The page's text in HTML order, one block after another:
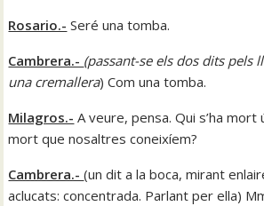
Rosario.- Seré una tomba.
Cambrera.- (passant-se els dos dits pels
una cremallera) Com una tomba.
Milagros.- A veure, pensa. Qui s’ha mort
mort que nosaltres coneixíem?
Cambrera.-(un dit a la boca, mirant
aclucats: concentrada. Parlant per ella)